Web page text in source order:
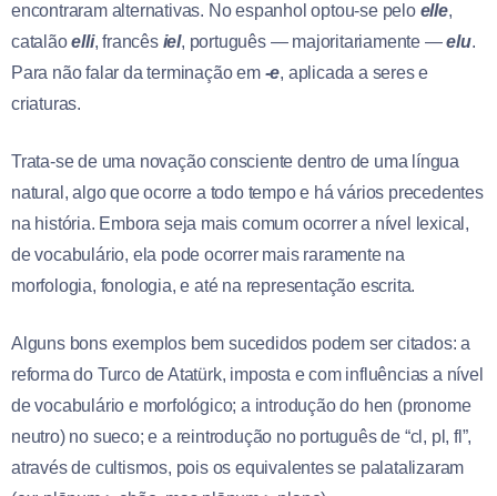
encontraram alternativas. No espanhol optou-se pelo elle,
catalãoelli, francês iel, português — majoritariamente —elu.
Para não falar da terminação em -e, aplicada a seres e
criaturas.
Trata-se de uma novação consciente dentro de uma língua
natural, algo que ocorre a todo tempo e há vários precedentes
na história. Embora seja mais comum ocorrer a nível lexical,
de vocabulário, ela pode ocorrer mais raramente na
morfologia, fonologia, e até na representação escrita.
Alguns bons exemplos bem sucedidos podem ser citados: a
reforma do Turco de Atatürk, imposta e com influências a nível
de vocabulário e morfológico; a introdução do hen (pronome
neutro) no sueco; e a reintrodução no português de “cl, pl, fl”,
através de cultismos, pois os equivalentes se palatalizaram